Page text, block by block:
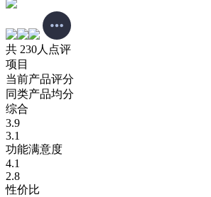
共 230人点评
项目
当前产品评分
同类产品均分
综合
3.9
3.1
功能满意度
4.1
2.8
性价比